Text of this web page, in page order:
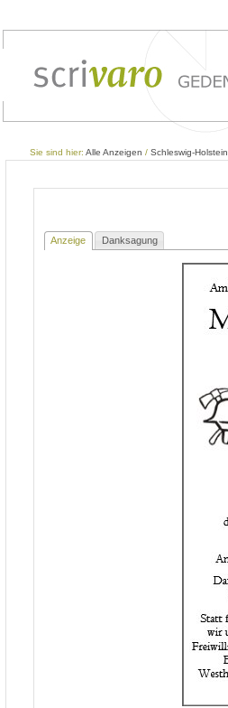
Sie sind hier: Alle Anzeigen / Schleswig-Holstein
Anzeige Danksagung